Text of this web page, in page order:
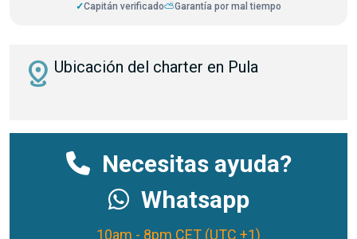
✓Capitán verificado⛅Garantía por mal tiempo
distance Ubicación del charter en Pula
Necesitas ayuda?
Whatsapp
10am - 8pm CET (UTC +1)